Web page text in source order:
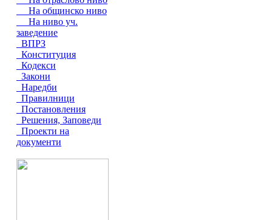
На общинско ниво
На ниво уч.
заведение
ВПРЗ
Конституция
Кодекси
Закони
Наредби
Правилници
Постановления
Решения, Заповеди
Проекти на
документи